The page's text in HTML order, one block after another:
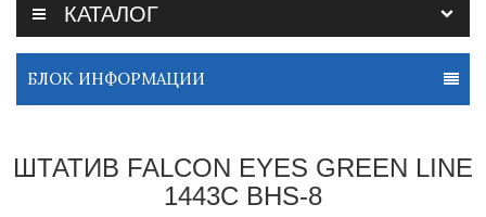
КАТАЛОГ
БЛОК ИНФОРМАЦИИ
ШТАТИВ FALCON EYES GREEN LINE
1443C BHS-8